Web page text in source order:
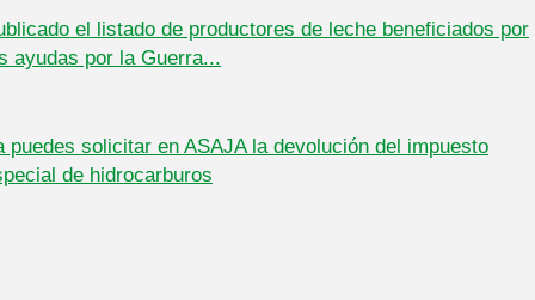
el listado de productores de leche beneficiados por
ayudas por la Guerra...
puedes solicitar en ASAJA la devolución del impuesto
de hidrocarburos